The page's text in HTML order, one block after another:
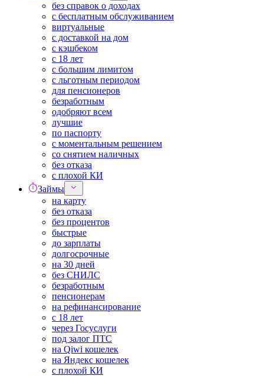
без справок о доходах
с бесплатным обслуживанием
виртуальные
с доставкой на дом
с кэшбеком
с 18 лет
с большим лимитом
с льготным периодом
для пенсионеров
безработным
одобряют всем
лучшие
по паспорту
с моментальным решением
со снятием наличных
без отказа
с плохой КИ
Займы
на карту
без отказа
без процентов
быстрые
до зарплаты
долгосрочные
на 30 дней
без СНИЛС
безработным
пенсионерам
на рефинансирование
с 18 лет
через Госуслуги
под залог ПТС
на Qiwi кошелек
на Яндекс кошелек
с плохой КИ